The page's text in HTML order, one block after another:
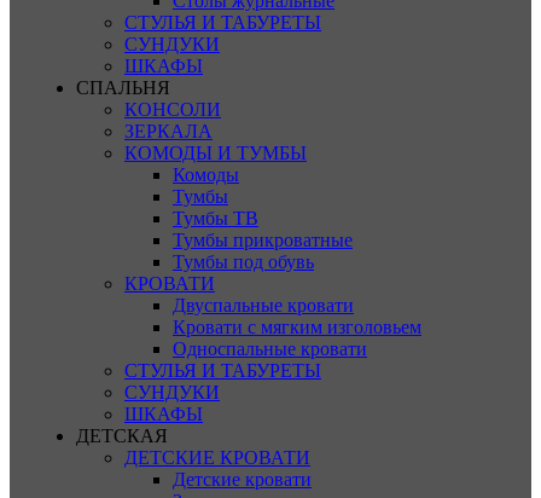
СТУЛЬЯ И ТАБУРЕТЫ
СУНДУКИ
ШКАФЫ
СПАЛЬНЯ
КОНСОЛИ
ЗЕРКАЛА
КОМОДЫ И ТУМБЫ
Комоды
Тумбы
Тумбы ТВ
Тумбы прикроватные
Тумбы под обувь
КРОВАТИ
Двуспальные кровати
Кровати с мягким изголовьем
Односпальные кровати
СТУЛЬЯ И ТАБУРЕТЫ
СУНДУКИ
ШКАФЫ
ДЕТСКАЯ
ДЕТСКИЕ КРОВАТИ
Детские кровати